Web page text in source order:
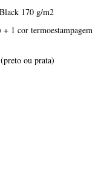
170 g/m2
1 cor termoestampagem
ou prata)